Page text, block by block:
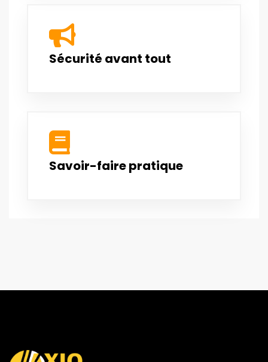
Sécurité avant tout
Savoir-faire pratique